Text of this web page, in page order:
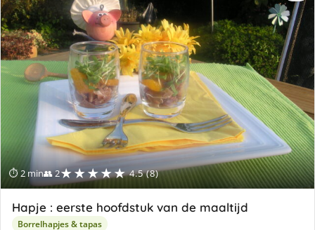
⏱ 2 min👥 2★★★★★ 4.5 (8)
Hapje : eerste hoofdstuk van de maaltijd
Borrelhapjes & tapas